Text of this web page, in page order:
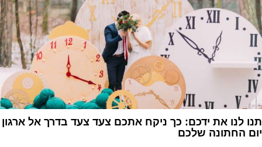
תנו לנו את ידכם: כך ניקח אתכם צעד צעד בדרך אל ארגון
יום החתונה שלכם